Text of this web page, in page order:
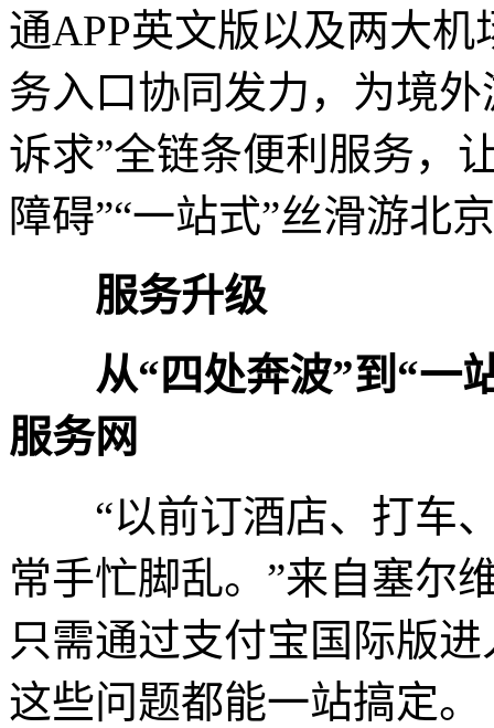
通APP英文版以及两大
务入口协同发力，为境
诉求”全链条便利服务，
障碍”“一站式”丝滑游北
服务升级
从“四处奔波”到“一
服务网
“以前订酒店、打车、
常手忙脚乱。”来自塞尔
只需通过支付宝国际版
这些问题都能一站搞定。